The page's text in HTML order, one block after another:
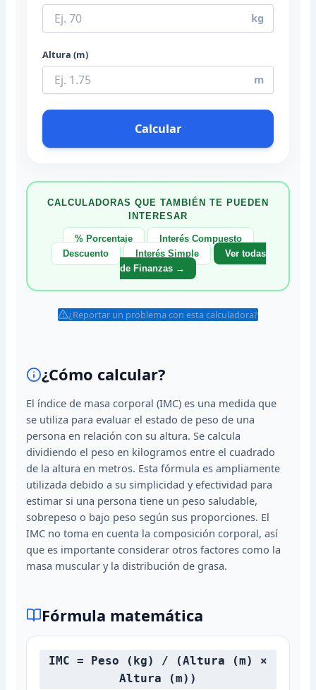
kg
Altura (m)
m
Calcular
CALCULADORAS QUE TAMBIÉN TE PUEDEN
INTERESAR
% Porcentaje
Interés Compuesto
Descuento
Interés Simple
Ver todas
de Finanzas →
¿Reportar un problema con esta calculadora?
¿Cómo calcular?
El índice de masa corporal (IMC) es una medida que
se utiliza para evaluar el estado de peso de una
persona en relación con su altura. Se calcula
dividiendo el peso en kilogramos entre el cuadrado
de la altura en metros. Esta fórmula es ampliamente
utilizada debido a su simplicidad y efectividad para
estimar si una persona tiene un peso saludable,
sobrepeso o bajo peso según sus proporciones. El
IMC no toma en cuenta la composición corporal, así
que es importante considerar otros factores como la
masa muscular y la distribución de grasa.
Fórmula matemática
IMC = Peso (kg) / (Altura (m) ×
Altura (m))